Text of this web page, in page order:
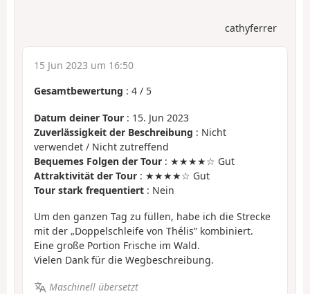
cathyferrer
15 Jun 2023 um 16:50
Gesamtbewertung : 4 / 5
Datum deiner Tour : 15. Jun 2023
Zuverlässigkeit der Beschreibung : Nicht
verwendet / Nicht zutreffend
Bequemes Folgen der Tour : ★★★★☆ Gut
Attraktivität der Tour : ★★★★☆ Gut
Tour stark frequentiert : Nein
Um den ganzen Tag zu füllen, habe ich die Strecke
mit der „Doppelschleife von Thélis” kombiniert.
Eine große Portion Frische im Wald.
Vielen Dank für die Wegbeschreibung.
Maschinell übersetzt